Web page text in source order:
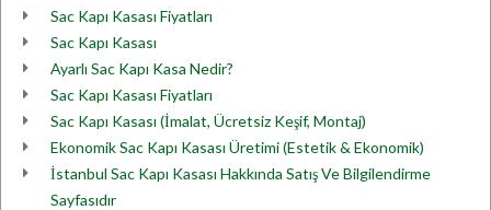
Sac Kapı Kasası Fiyatları
Sac Kapı Kasası
Ayarlı Sac Kapı Kasa Nedir?
Sac Kapı Kasası Fiyatları
Sac Kapı Kasası (İmalat, Ücretsiz Keşif, Montaj)
Ekonomik Sac Kapı Kasası Üretimi (Estetik & Ekonomik)
İstanbul Sac Kapı Kasası Hakkında Satış Ve Bilgilendirme
Sayfasıdır